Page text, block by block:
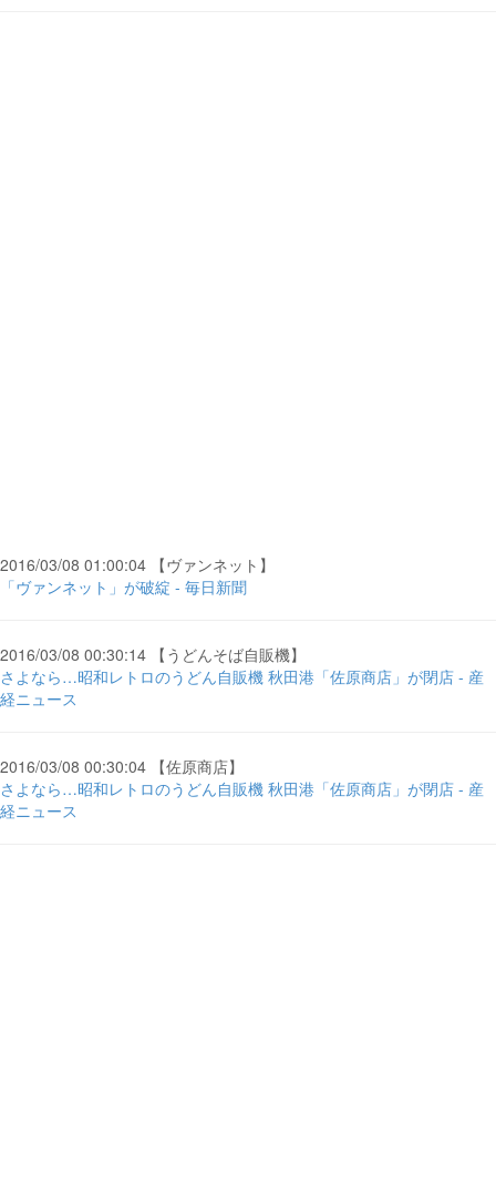
2016/03/08 01:00:04 【ヴァンネット】
「ヴァンネット」が破綻 - 毎日新聞
2016/03/08 00:30:14 【うどんそば自販機】
さよなら…昭和レトロのうどん自販機 秋田港「佐原商店」が閉店 - 産
経ニュース
2016/03/08 00:30:04 【佐原商店】
さよなら…昭和レトロのうどん自販機 秋田港「佐原商店」が閉店 - 産
経ニュース